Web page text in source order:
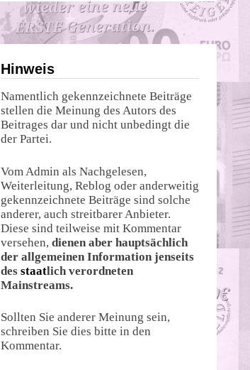
Hinweis
Namentlich gekennzeichnete Beiträge
stellen die Meinung des Autors des
Beitrages dar und nicht unbedingt die
der Partei.
Vom Admin als Nachgelesen,
Weiterleitung, Reblog oder anderweitig
gekennzeichnete Beiträge sind solche
anderer, auch streitbarer Anbieter.
Diese sind teilweise mit Kommentar
versehen, dienen aber hauptsächlich
der allgemeinen Information jenseits
des staatlich verordneten
Mainstreams.
Sollten Sie anderer Meinung sein,
schreiben Sie dies bitte in den
Kommentar.